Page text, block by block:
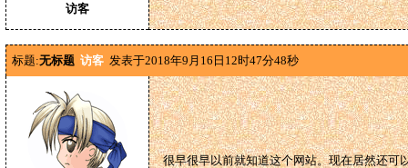
访客
标题:无标题 访客 发表于2018年9月16日12时47分48秒
很早很早以前就知道这个网站。现在居然还可